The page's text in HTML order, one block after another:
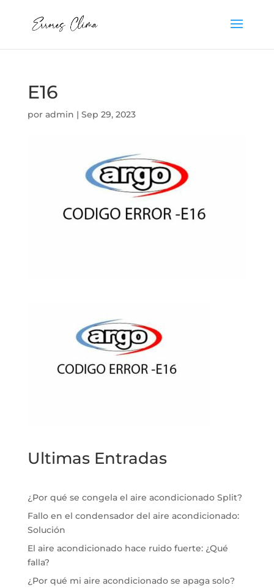
E16
por admin | Sep 29, 2023
Ultimas Entradas
¿Por qué se congela el aire acondicionado Split?
Fallo en el condensador del aire acondicionado:
Solución
El aire acondicionado hace ruido fuerte: ¿Qué
falla?
¿Por qué mi aire acondicionado se apaga solo?